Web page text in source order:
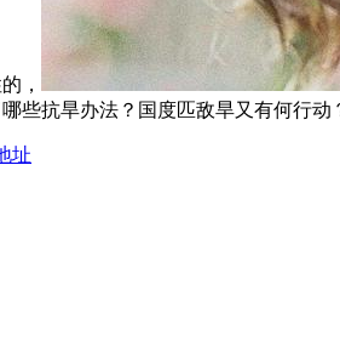
，
些抗旱办法？国度匹敌旱又有何行动
址